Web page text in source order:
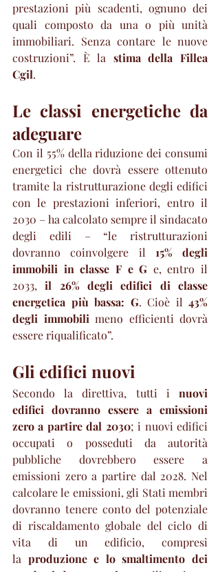
prestazioni più scadenti, ognuno dei
quali composto da una o più unità
immobiliari. Senza contare le nuove
costruzioni”. È la stima della Fillea
Cgil.
Le classi energetiche da
adeguare
Con il 55% della riduzione dei consumi
energetici che dovrà essere ottenuto
tramite la ristrutturazione degli edifici
con le prestazioni inferiori, entro il
2030 – ha calcolato sempre il sindacato
degli edili – “le ristrutturazioni
dovranno coinvolgere il 15% degli
immobili in classe F e G e, entro il
2033, il 26% degli edifici di classe
energetica più bassa: G. Cioè il 43%
degli immobili meno efficienti dovrà
essere riqualificato”.
Gli edifici nuovi
Secondo la direttiva, tutti i nuovi
edifici dovranno essere a emissioni
zero a partire dal 2030; i nuovi edifici
occupati o posseduti da autorità
pubbliche dovrebbero essere a
emissioni zero a partire dal 2028. Nel
calcolare le emissioni, gli Stati membri
dovranno tenere conto del potenziale
di riscaldamento globale del ciclo di
vita di un edificio, compresi
la produzione e lo smaltimento dei